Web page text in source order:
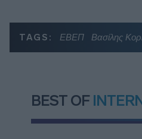
TAGS: ΕΒΕΠ Βασίλης
BEST OF